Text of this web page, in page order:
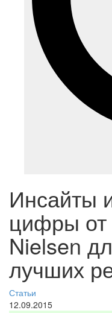
Инсайты
цифры от
Nielsen
лучших
Статьи
12.09.2015